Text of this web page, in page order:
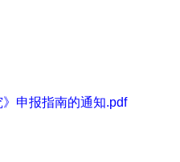
申报指南的通知.pdf